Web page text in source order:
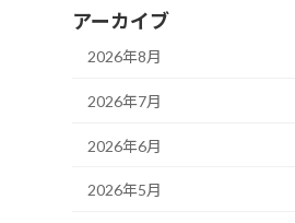
アーカイブ
2026年8月
2026年7月
2026年6月
2026年5月